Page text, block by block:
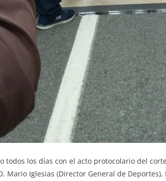
todos los días con el acto protocolario del
Mario Iglesias (Director General de